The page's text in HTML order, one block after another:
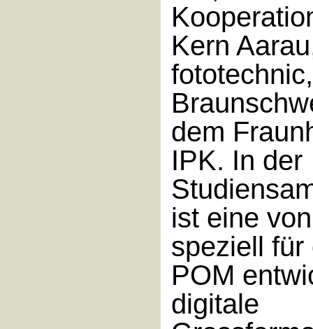
Kern
dem
IPK. In der
ist eine
speziell für
POM
digitale